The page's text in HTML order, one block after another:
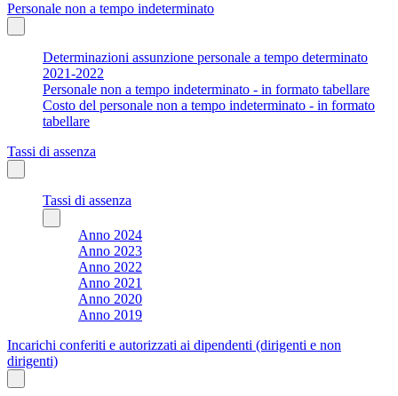
Personale non a tempo indeterminato
Determinazioni assunzione personale a tempo determinato
2021-2022
Personale non a tempo indeterminato - in formato tabellare
Costo del personale non a tempo indeterminato - in formato
tabellare
Tassi di assenza
Tassi di assenza
Anno 2024
Anno 2023
Anno 2022
Anno 2021
Anno 2020
Anno 2019
Incarichi conferiti e autorizzati ai dipendenti (dirigenti e non
dirigenti)